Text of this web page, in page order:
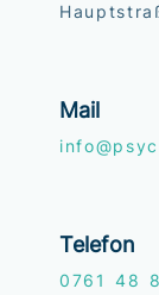
Mail
Telefon
076148